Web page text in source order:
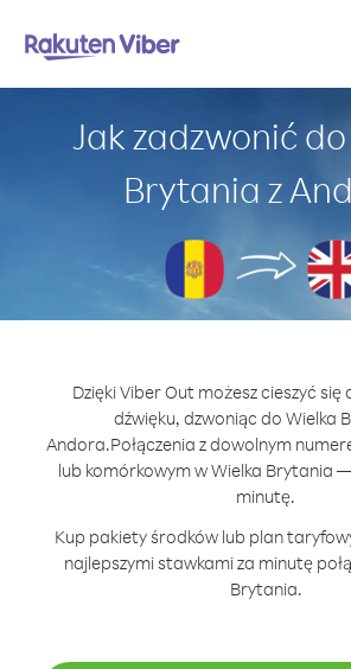
Jak zadzwonić
Brytania z
Dzięki Viber Out możesz cieszyć
dźwięku, dzwoniąc do Wielka
Andora.Połączenia z dowolnym
lub komórkowym w Wielka Brytania
minutę.
Kup pakiety środków lub plan
najlepszymi stawkami za minutę
Brytania.